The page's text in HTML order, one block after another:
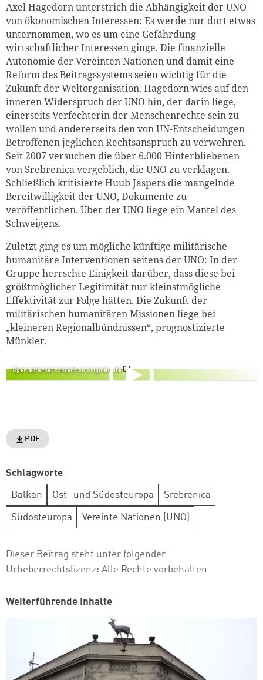
Axel Hagedorn unterstrich die Abhängigkeit der UNO
von ökonomischen Interessen: Es werde nur dort etwas
unternommen, wo es um eine Gefährdung
wirtschaftlicher Interessen ginge. Die finanzielle
Autonomie der Vereinten Nationen und damit eine
Reform des Beitragssystems seien wichtig für die
Zukunft der Weltorganisation. Hagedorn wies auf den
inneren Widerspruch der UNO hin, der darin liege,
einerseits Verfechterin der Menschenrechte sein zu
wollen und andererseits den von UN-Entscheidungen
Betroffenen jeglichen Rechtsanspruch zu verwehren.
Seit 2007 versuchen die über 6.000 Hinterbliebenen
von Srebrenica vergeblich, die UNO zu verklagen.
Schließlich kritisierte Huub Jaspers die mangelnde
Bereitwilligkeit der UNO, Dokumente zu
veröffentlichen. Über der UNO liege ein Mantel des
Schweigens.
Zuletzt ging es um mögliche künftige militärische
humanitäre Interventionen seitens der UNO: In der
Gruppe herrschte Einigkeit darüber, dass diese bei
größtmöglicher Legitimität nur kleinstmögliche
Effektivität zur Folge hätten. Die Zukunft der
militärischen humanitären Missionen liege bei
„kleineren Regionalbündnissen“, prognostizierte
Münkler.
Open external content on original site
PDF
Schlagworte
Balkan Ost- und Südosteuropa Srebrenica
Südosteuropa Vereinte Nationen (UNO)
Dieser Beitrag steht unter folgender
Urheberrechtslizenz: Alle Rechte vorbehalten
Weiterführende Inhalte